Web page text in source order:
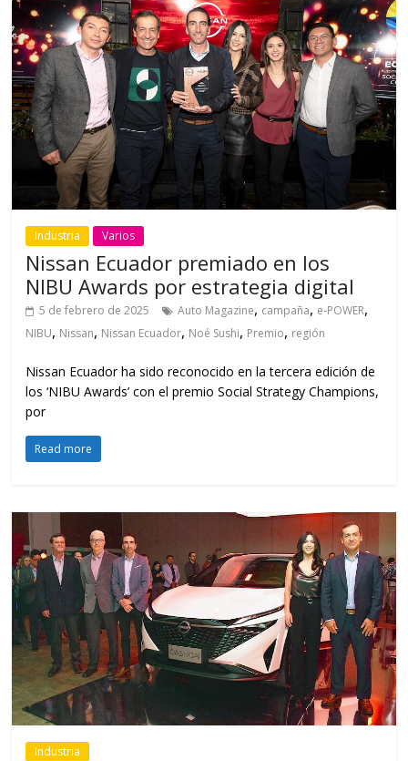
Industria Varios
Nissan Ecuador premiado en los
NIBU Awards por estrategia digital
5 de febrero de 2025 Auto Magazine, campaña, e-POWER,
NIBU, Nissan, Nissan Ecuador, Noé Sushi, Premio, región
Nissan Ecuador ha sido reconocido en la tercera edición de
los ‘NIBU Awards’ con el premio Social Strategy Champions,
por
Read more
Industria